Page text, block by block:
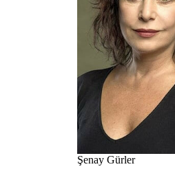
Şenay Gürler